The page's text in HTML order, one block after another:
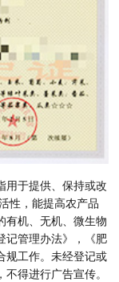
用于提供、保持或改
性，能提高农产品
有机、无机、微生物
记管理办法》，《肥
规工作。未经登记或
得进行广告宣传。